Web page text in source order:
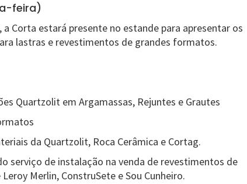
feira)
Corta estará presente no estande para apresentar os
lastras e revestimentos de grandes formatos.
Quartzolit em Argamassas, Rejuntes e Grautes
da Quartzolit, Roca Cerâmica e Cortag.
serviço de instalação na venda de revestimentos de
Merlin, ConstruSete e Sou Cunheiro.